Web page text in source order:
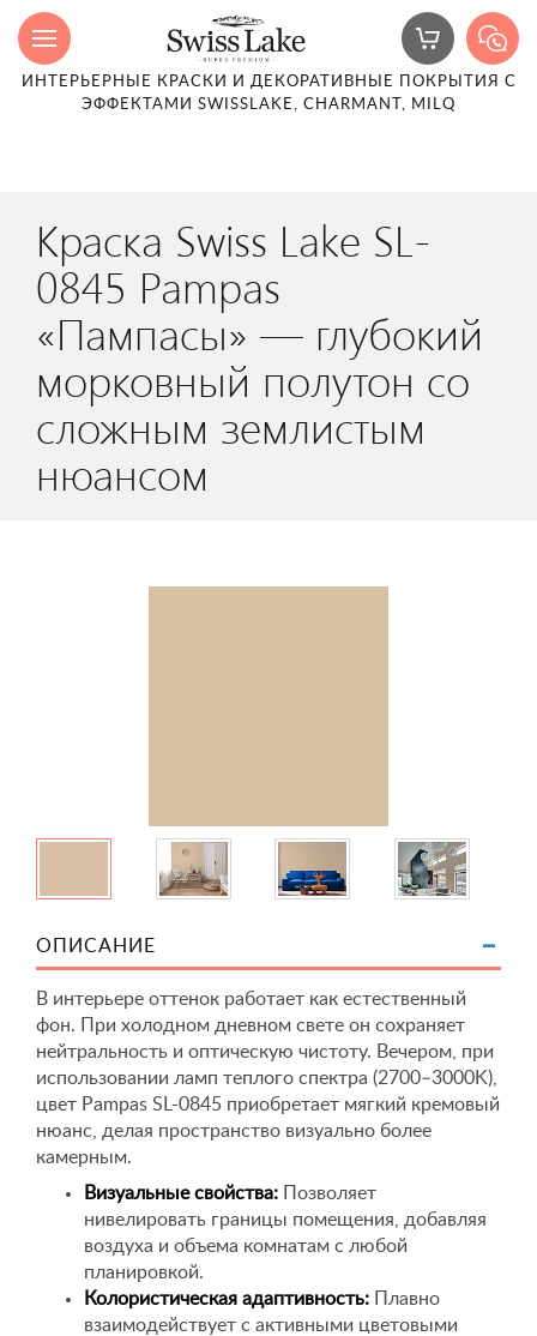
ИНТЕРЬЕРНЫЕ КРАСКИ И ДЕКОРАТИВНЫЕ ПОКРЫТИЯ С
ЭФФЕКТАМИ SWISSLAKE, CHARMANT, MILQ
Краска Swiss Lake SL-
0845 Pampas
«Пампасы» — глубокий
морковный полутон со
сложным землистым
нюансом
ОПИСАНИЕ
В интерьере оттенок работает как естественный
фон. При холодном дневном свете он сохраняет
нейтральность и оптическую чистоту. Вечером, при
использовании ламп теплого спектра (2700–3000K),
цвет Pampas SL-0845 приобретает мягкий кремовый
нюанс, делая пространство визуально более
камерным.
Визуальные свойства: Позволяет
нивелировать границы помещения, добавляя
воздуха и объема комнатам с любой
планировкой.
Колористическая адаптивность: Плавно
взаимодействует с активными цветовыми